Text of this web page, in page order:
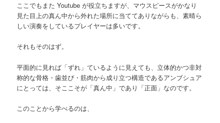
ここでもまた Youtube が役立ちますが、マウスピースがかなり
見た目上の真ん中から外れた場所に当ててありながらも、素晴ら
しい演奏をしているプレイヤーは多いです。
それもそのはず。
平面的に見れば「ずれ」ているように見えても、立体的かつ非対
称的な骨格・歯並び・筋肉から成り立つ構造であるアンブシュア
にとっては、そここそが「真ん中」であり「正面」なのです。
このことから学べるのは、